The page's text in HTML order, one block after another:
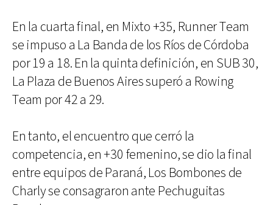
En la cuarta final, en Mixto +35, Runner Team
se impuso a La Banda de los Ríos de Córdoba
por 19 a 18. En la quinta definición, en SUB 30,
La Plaza de Buenos Aires superó a Rowing
Team por 42 a 29.
En tanto, el encuentro que cerró la
competencia, en +30 femenino, se dio la final
entre equipos de Paraná, Los Bombones de
Charly se consagraron ante Pechuguitas